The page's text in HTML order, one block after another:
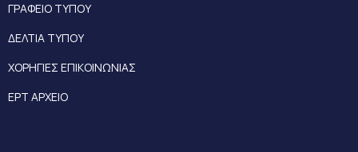
ΓΡΑΦΕΙΟ ΤΥΠΟΥ
ΔΕΛΤΙΑ ΤΥΠΟΥ
ΧΟΡΗΓΙΕΣ ΕΠΙΚΟΙΝΩΝΙΑΣ
ΕΡΤ ΑΡΧΕΙΟ